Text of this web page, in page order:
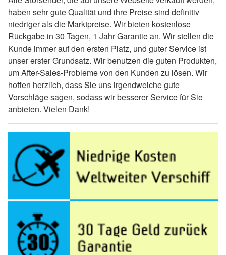
haben sehr gute Qualität und ihre Preise sind definitiv
niedriger als die Marktpreise. Wir bieten kostenlose
Rückgabe in 30 Tagen, 1 Jahr Garantie an. Wir stellen die
Kunde immer auf den ersten Platz, und guter Service ist
unser erster Grundsatz. Wir benutzen die guten Produkten,
um After-Sales-Probleme von den Kunden zu lösen. Wir
hoffen herzlich, dass Sie uns irgendwelche gute
Vorschläge sagen, sodass wir besserer Service für Sie
anbieten. Vielen Dank!